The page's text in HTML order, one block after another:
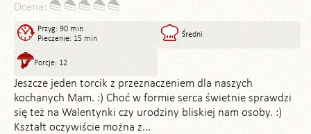
Ocena:
Przyg: 90 min
Pieczenie: 15 min
Średni
Porcje: 12
Jeszcze jeden torcik z przeznaczeniem dla naszych
kochanych Mam. :) Choć w formie serca świetnie sprawdzi
się też na Walentynki czy urodziny bliskiej nam osoby. :)
Kształt oczywiście można z...